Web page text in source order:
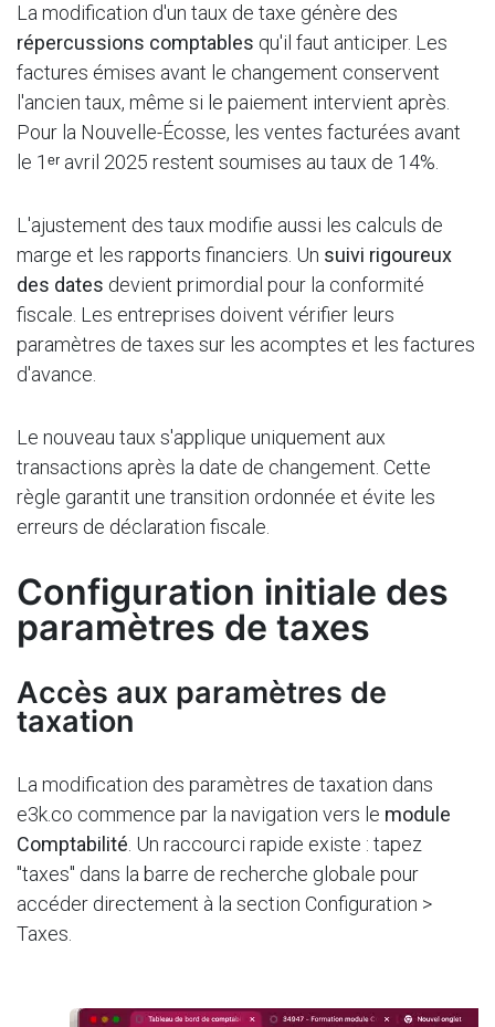
La modification d'un taux de taxe génère des
répercussions comptables qu'il faut anticiper. Les
factures émises avant le changement conservent
l'ancien taux, même si le paiement intervient après.
Pour la Nouvelle-Écosse, les ventes facturées avant
le 1ᵉʳ avril 2025 restent soumises au taux de 14%.
L'ajustement des taux modifie aussi les calculs de
marge et les rapports financiers. Un suivi rigoureux
des dates devient primordial pour la conformité
fiscale. Les entreprises doivent vérifier leurs
paramètres de taxes sur les acomptes et les factures
d'avance.
Le nouveau taux s'applique uniquement aux
transactions après la date de changement. Cette
règle garantit une transition ordonnée et évite les
erreurs de déclaration fiscale.
Configuration initiale des
paramètres de taxes
Accès aux paramètres de
taxation
La modification des paramètres de taxation dans
e3k.co commence par la navigation vers le module
Comptabilité. Un raccourci rapide existe : tapez
"taxes" dans la barre de recherche globale pour
accéder directement à la section Configuration >
Taxes.